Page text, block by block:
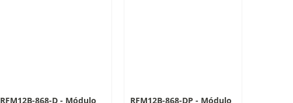
RFM12B-868-D - Módulo
RFM12B-868-DP - Módulo